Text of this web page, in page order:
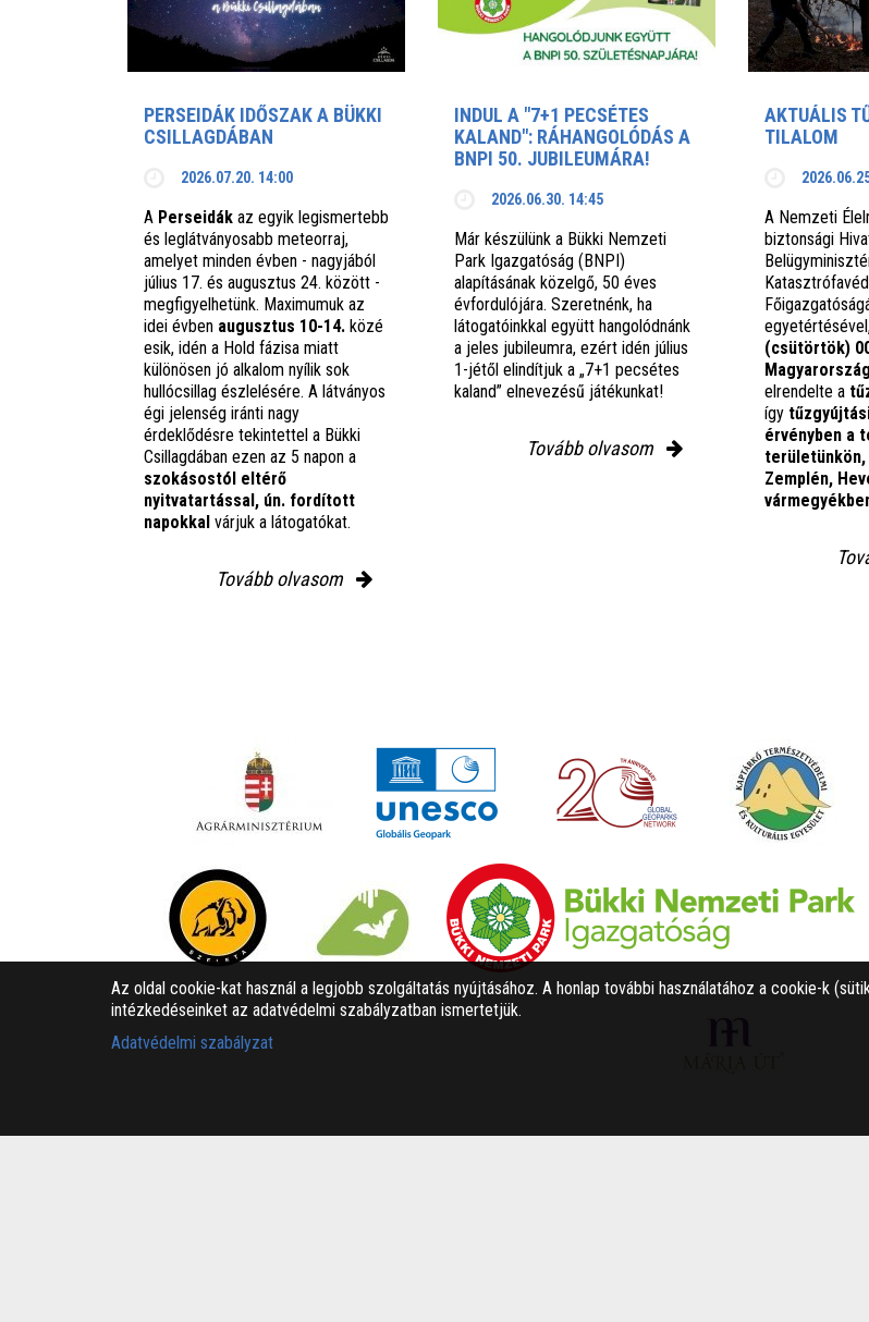
PERSEIDÁK IDŐSZAK A BÜKKI
CSILLAGDÁBAN
2026.07.20. 14:00
A Perseidák az egyik legismertebb
és leglátványosabb meteorraj,
amelyet minden évben - nagyjából
július 17. és augusztus 24. között -
megfigyelhetünk. Maximumuk az
idei évben augusztus 10-14. közé
esik, idén a Hold fázisa miatt
különösen jó alkalom nyílik sok
hullócsillag észlelésére. A látványos
égi jelenség iránti nagy
érdeklődésre tekintettel a Bükki
Csillagdában ezen az 5 napon a
szokásostól eltérő
nyitvatartással, ún. fordított
napokkal várjuk a látogatókat.
Tovább olvasom
INDUL A "7+1 PECSÉTES
KALAND": RÁHANGOLÓDÁS A
BNPI 50. JUBILEUMÁRA!
2026.06.30. 14:45
Már készülünk a Bükki Nemzeti
Park Igazgatóság (BNPI)
alapításának közelgő, 50 éves
évfordulójára. Szeretnénk, ha
látogatóinkkal együtt hangolódnánk
a jeles jubileumra, ezért idén július
1-jétől elindítjuk a „7+1 pecsétes
kaland” elnevezésű játékunkat!
Tovább olvasom
AKTUÁLIS
TILALOM
A Nemzeti
biztonsági
(csütörtök)
elrendelte a
így
érvényben a
Zemplén,
Az oldal cookie-kat használ a legjobb szolgáltatás nyújtásához. A honlap további használatához a cookie-k
intézkedéseinket az adatvédelmi szabályzatban ismertetjük.
Adatvédelmi szabályzat